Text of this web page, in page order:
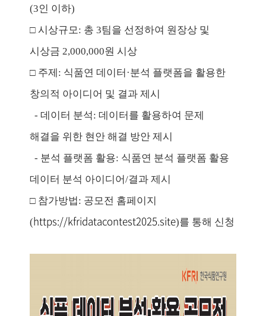
(3인 이하)
□ 시상규모: 총 3팀을 선정하여 원장상 및
시상금 2,000,000원 시상
□ 주제: 식품연 데이터·분석 플랫폼을 활용한
창의적 아이디어 및 결과 제시
- 데이터 분석: 데이터를 활용하여 문제
해결을 위한 현안 해결 방안 제시
- 분석 플랫폼 활용: 식품연 분석 플랫폼 활용
데이터 분석 아이디어/결과 제시
□ 참가방법: 공모전 홈페이지
(https://kfridatacontest2025.site)를 통해 신청